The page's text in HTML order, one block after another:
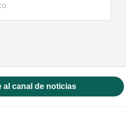
al canal de noticias